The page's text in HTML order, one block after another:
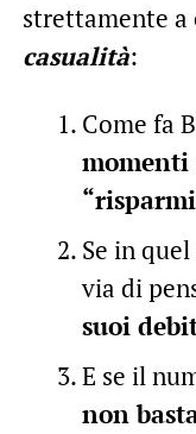
strettamente a
casualità:
Come fa
momenti
Se in
via di
suoi
E se il
non